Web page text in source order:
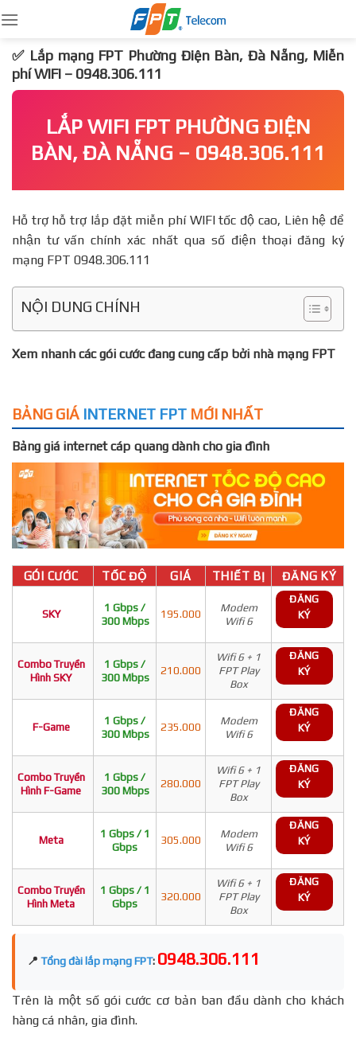
to
content
✅ Lắp mạng FPT Phường Điện Bàn, Đà Nẵng, Miễn
phí WIFI – 0948.306.111
LẮP WIFI FPT PHƯỜNG ĐIỆN
BÀN, ĐÀ NẴNG – 0948.306.111
Hỗ trợ hỗ trợ lắp đặt miễn phí WIFI tốc độ cao, Liên hệ để
nhận tư vấn chính xác nhất qua số điện thoại đăng ký
mạng FPT 0948.306.111
NỘI DUNG CHÍNH
Xem nhanh các gói cước đang cung cấp bởi nhà mạng FPT
BẢNG GIÁ INTERNET FPT MỚI NHẤT
Bảng giá internet cáp quang dành cho gia đình
GÓI CƯỚC TỐC ĐỘ GIÁ THIẾT BỊ ĐĂNG KÝ
SKY
1 Gbps /
300 Mbps
195.000
Modem
Wifi 6
ĐĂNG
KÝ
Combo Truyền
Hình SKY
1 Gbps /
300 Mbps
210.000
Wifi 6 + 1
FPT Play
Box
ĐĂNG
KÝ
F-Game
1 Gbps /
300 Mbps
235.000
Modem
Wifi 6
ĐĂNG
KÝ
Combo Truyền
Hình F-Game
1 Gbps /
300 Mbps
280.000
Wifi 6 + 1
FPT Play
Box
ĐĂNG
KÝ
Meta
1 Gbps / 1
Gbps
305.000
Modem
Wifi 6
ĐĂNG
KÝ
Combo Truyền
Hình Meta
1 Gbps / 1
Gbps
320.000
Wifi 6 + 1
FPT Play
Box
ĐĂNG
KÝ
📍 Tổng đài lắp mạng FPT: 0948.306.111
Trên là một số gói cước cơ bản ban đầu dành cho khách
hàng cá nhân, gia đình.